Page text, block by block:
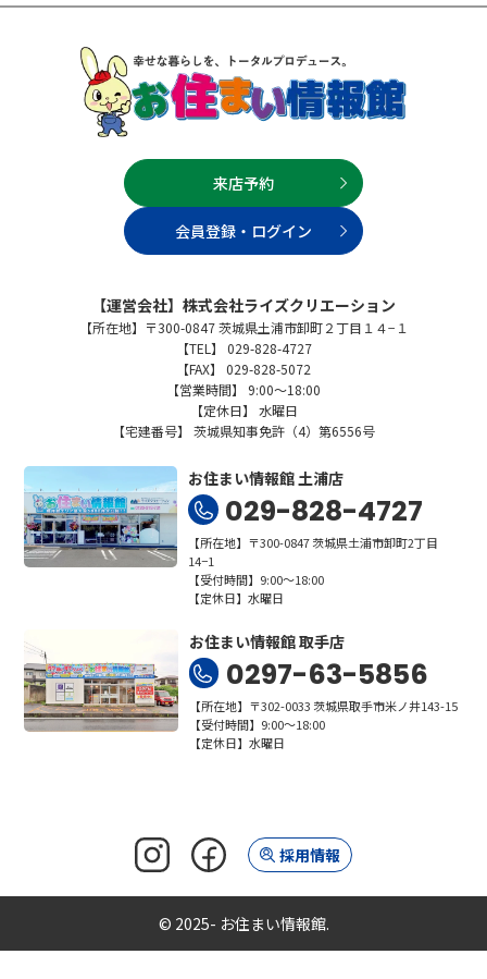
来店予約
会員登録・ログイン
【運営会社】株式会社ライズクリエーション
【所在地】〒300-0847 茨城県土浦市卸町２丁目１４−１
【TEL】 029-828-4727
【FAX】 029-828-5072
【営業時間】 9:00～18:00
【定休日】 水曜日
【宅建番号】 茨城県知事免許（4）第6556号
お住まい情報館 土浦店
029-828-4727
【所在地】〒300-0847 茨城県土浦市卸町2丁目
14−1
【受付時間】9:00～18:00
【定休日】水曜日
お住まい情報館 取手店
0297-63-5856
【所在地】〒302-0033 茨城県取手市米ノ井143-15
【受付時間】9:00～18:00
【定休日】水曜日
採用情報
© 2025- お住まい情報館.